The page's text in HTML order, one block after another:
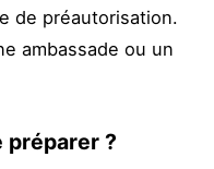
de préautorisation.
ambassade ou un
préparer ?